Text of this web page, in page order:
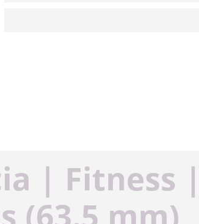
| Fitness
(63.5 mm)